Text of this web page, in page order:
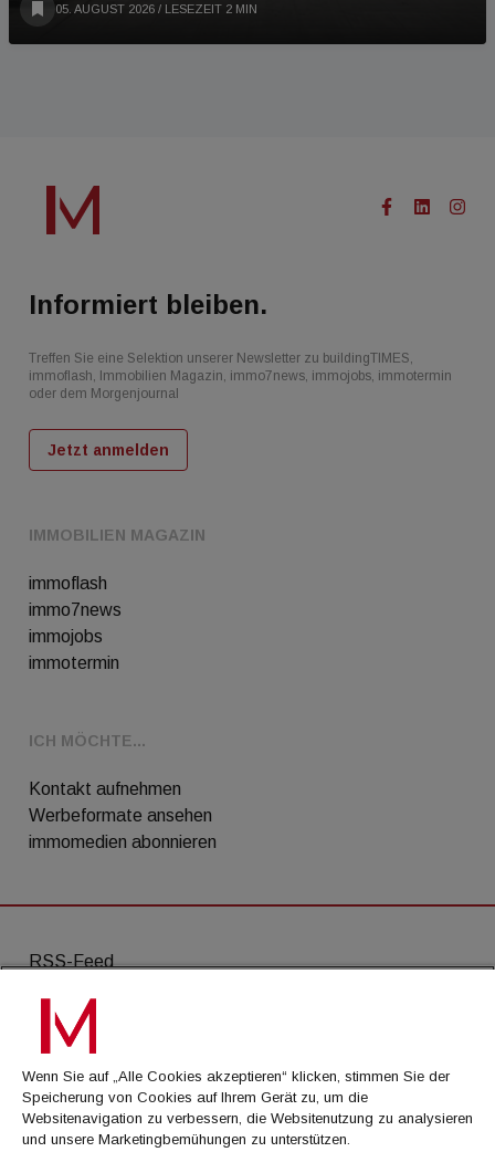
05. AUGUST 2026 / LESEZEIT 2 MIN
IMMOBILIEN MAGAZIN
immoflash
immo7news
immojobs
immotermin
ICH MÖCHTE...
Kontakt aufnehmen
Werbeformate ansehen
immomedien abonnieren
Informiert bleiben.
Treffen Sie eine Selektion unserer Newsletter zu buildingTIMES,
immoflash, Immobilien Magazin, immo7news, immojobs, immotermin
oder dem Morgenjournal
Jetzt anmelden
RSS-Feed
AGB
Datenschutz
Kontakt
Impressum
Wenn Sie auf „Alle Cookies akzeptieren“ klicken, stimmen Sie der
Speicherung von Cookies auf Ihrem Gerät zu, um die
Websitenavigation zu verbessern, die Websitenutzung zu analysieren
und unsere Marketingbemühungen zu unterstützen.